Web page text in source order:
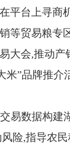
平台上寻商
等贸易粮专
大会,推动
米”品牌推
易数据构
险,指导农